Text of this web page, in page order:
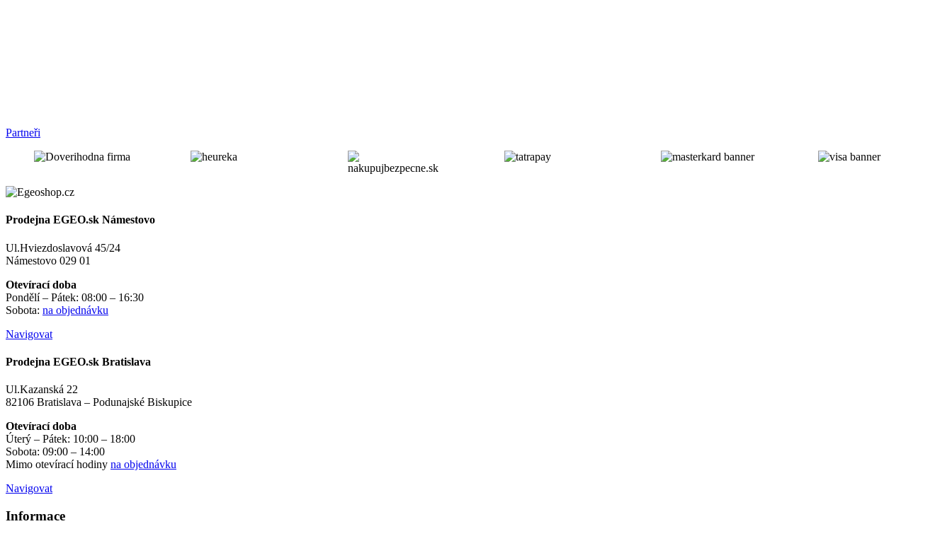
Partneři
Prodejna EGEO.sk Námestovo
Ul.Hviezdoslavová 45/24
Námestovo 029 01
Otevírací doba
Pondělí – Pátek: 08:00 – 16:30
Sobota: na objednávku
Navigovat
Prodejna EGEO.sk Bratislava
Ul.Kazanská 22
82106 Bratislava – Podunajské Biskupice
Otevírací doba
Úterý – Pátek: 10:00 – 18:00
Sobota: 09:00 – 14:00
Mimo otevírací hodiny na objednávku
Navigovat
Informace